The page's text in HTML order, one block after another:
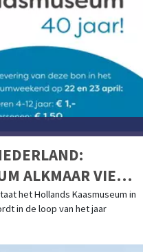
ALKMAAR VIERT
het Hollands Kaasmuseum in
in de loop van het jaar